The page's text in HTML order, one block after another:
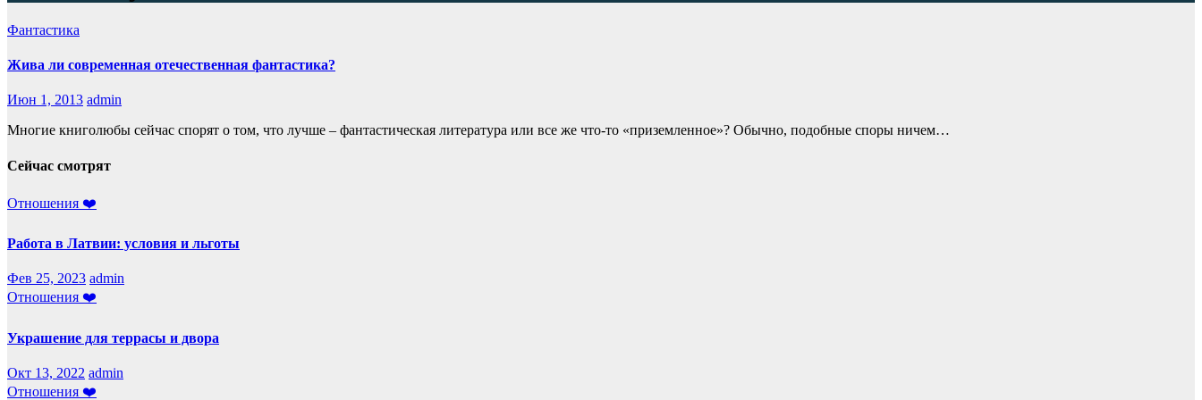
Фантастика
Жива ли современная отечественная фантастика?
Июн 1, 2013 admin
Многие книголюбы сейчас спорят о том, что лучше – фантастическая литература или все же что-то «приземленное»? Обычно, подобные споры ничем…
Сейчас смотрят
Отношения ❤️
Работа в Латвии: условия и льготы
Фев 25, 2023 admin
Отношения ❤️
Украшение для террасы и двора
Окт 13, 2022 admin
Отношения ❤️